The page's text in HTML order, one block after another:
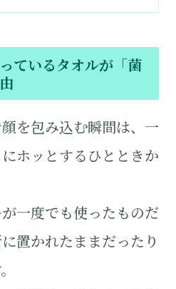
ているタオルが「菌
を包み込む瞬間は、一
ホッとするひとときか
一度でも使ったものだ
置かれたままだったり